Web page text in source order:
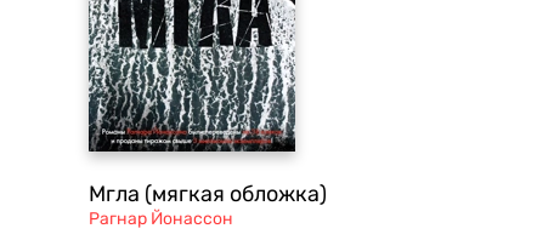
Мгла (мягкая обложка)
Рагнар Йонассон